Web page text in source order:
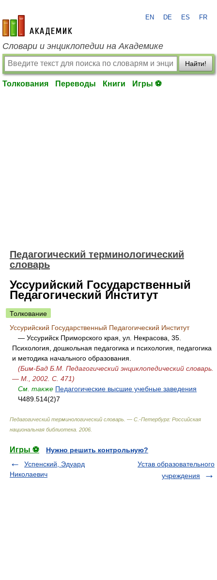
academic.ru
EN DE ES FR
Словари и энциклопедии на Академике
Найти!
Толкования Переводы Книги Игры ⚽
Педагогический терминологический
словарь
Уссурийский Государственный
Педагогический Институт
Толкование
Уссурийский Государственный Педагогический Институт
— Уссурийск Приморского края, ул. Некрасова, 35.
Психология, дошкольная педагогика и психология, педагогика
и методика начального образования.
(Бим-Бад Б.М. Педагогический энциклопедический словарь.
— М., 2002. С. 471)
См. также Педагогические высшие учебные заведения
Ч489.514(2)7
Педагогический терминологический словарь. — С.-Петербург: Российская
национальная библиотека 2006
Игры ⚽
Нужно решить контрольную?
Успенский, Эдуард
Николаевич
Устав образовательного
учреждения